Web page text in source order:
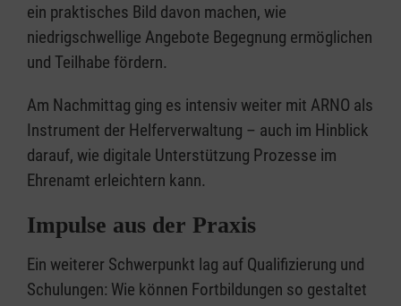
ein praktisches Bild davon machen, wie
niedrigschwellige Angebote Begegnung ermöglichen
und Teilhabe fördern.
Am Nachmittag ging es intensiv weiter mit ARNO als
Instrument der Helferverwaltung – auch im Hinblick
darauf, wie digitale Unterstützung Prozesse im
Ehrenamt erleichtern kann.
Impulse aus der Praxis
Ein weiterer Schwerpunkt lag auf Qualifizierung und
Schulungen: Wie können Fortbildungen so gestaltet